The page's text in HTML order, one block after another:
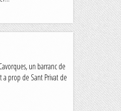
un barranc de
a prop de Sant Privat de